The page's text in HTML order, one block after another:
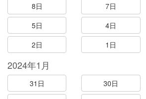
8日
7日
5日
4日
2日
1日
2024年1月
31日 30日